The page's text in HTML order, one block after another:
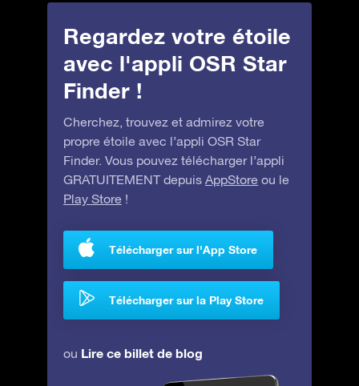
Regardez votre étoile
avec l'appli OSR Star
Finder !
Cherchez, trouvez et admirez votre
propre étoile avec l’appli OSR Star
Finder. Vous pouvez télécharger l’appli
GRATUITEMENT depuis AppStore ou le
Play Store !
Télécharger sur l'App Store
Télécharger sur la Play Store
ou Lire ce billet de blog